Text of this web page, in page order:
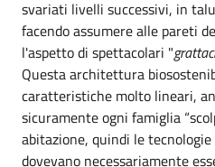
svariati livelli successivi, in
facendo assumere alle pareti
l'aspetto di spettacolari "
Questa architettura
caratteristiche molto lineari,
sicuramente ogni famiglia
abitazione, quindi le
dovevano necessariamente